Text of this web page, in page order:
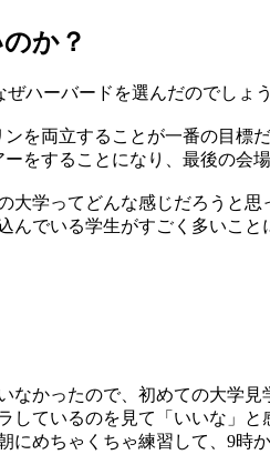
か？
ハーバードを選んだのでしょ
を両立することが一番の目標
をすることになり、最後の会
学ってどんな感じだろうと
でいる学生がすごく多いこ
かったので、初めての大学
ているのを見て「いいな」
めちゃくちゃ練習して、9